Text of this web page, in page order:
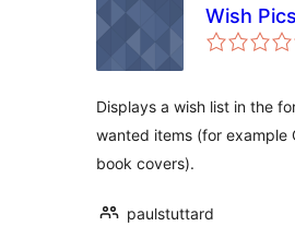
Wish Pics
Displays a wish list in the
wanted items (for example
book covers).
paulstuttard